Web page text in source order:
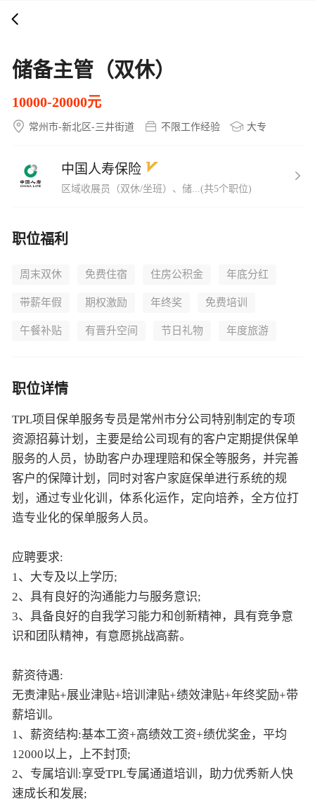
储备主管（双休）
10000-20000元
常州市-新北区-三井街道 不限工作经验 大专
中国人寿保险
区域收展员（双休/坐班）、储...(共5个职位)
职位福利
周末双休 免费住宿 住房公积金 年底分红
带薪年假 期权激励 年终奖 免费培训
午餐补贴 有晋升空间 节日礼物 年度旅游
职位详情
TPL项目保单服务专员是常州市分公司特别制定的专项
资源招募计划，主要是给公司现有的客户定期提供保单
服务的人员，协助客户办理理赔和保全等服务，并完善
客户的保障计划，同时对客户家庭保单进行系统的规
划，通过专业化训，体系化运作，定向培养，全方位打
造专业化的保单服务人员。
应聘要求:
1、大专及以上学历;
2、具有良好的沟通能力与服务意识;
3、具备良好的自我学习能力和创新精神，具有竞争意
识和团队精神，有意愿挑战高薪。
薪资待遇:
无责津贴+展业津贴+培训津贴+绩效津贴+年终奖励+带
薪培训。
1、薪资结构:基本工资+高绩效工资+绩优奖金，平均
12000以上，上不封顶;
2、专属培训:享受TPL专属通道培训，助力优秀新人快
速成长和发展;